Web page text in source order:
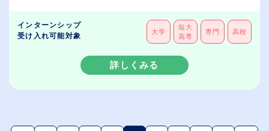
インターンシップ
受け入れ可能対象
大学
短大
高専
専門 高校
詳しくみる